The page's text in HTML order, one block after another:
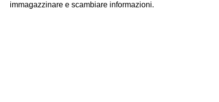
immagazzinare e scambiare informazioni.